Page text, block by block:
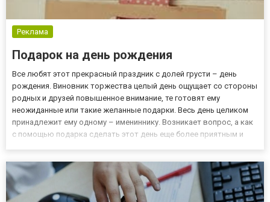
Реклама
Подарок на день рождения
Все любят этот прекрасный праздник с долей грусти – день
рождения. Виновник торжества целый день ощущает со стороны
родных и друзей повышенное внимание, те готовят ему
неожиданные или такие желанные подарки. Весь день целиком
принадлежит ему одному – имениннику. Возникает вопрос, а как
с помощью подарка сделать этот день еще более приятным и